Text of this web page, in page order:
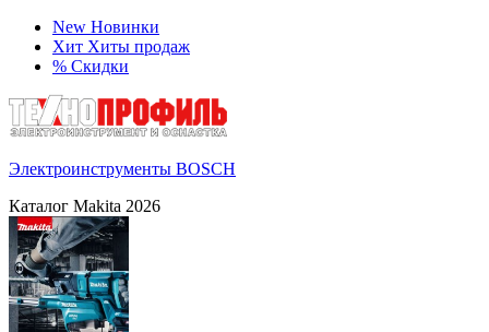
New Новинки
Хит Хиты продаж
% Скидки
Электроинструменты BOSCH
Каталог Makita 2026